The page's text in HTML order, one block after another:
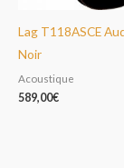
Lag T118ASCE
Noir
Acoustique
589,00€